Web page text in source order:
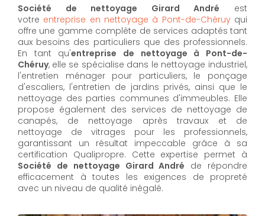
Société de nettoyage Girard André est
votre entreprise en nettoyage à Pont-de-Chéruyqui
offre une gamme complète de services adaptés tant
aux besoins des particuliers que des professionnels.
En tant qu'entreprise de nettoyage à Pont-de-
Chéruy, elle se spécialise dans le nettoyage industriel,
l'entretien ménager pour particuliers, le ponçage
d'escaliers, l'entretien de jardins privés, ainsi que le
nettoyage des parties communes d'immeubles. Elle
propose également des services de nettoyage de
canapés, de nettoyage après travaux et de
nettoyage de vitrages pour les professionnels,
garantissant un résultat impeccable grâce à sa
certification Qualipropre. Cette expertise permet à
Société de nettoyage Girard André de répondre
efficacement à toutes les exigences de propreté
avec un niveau de qualité inégalé.